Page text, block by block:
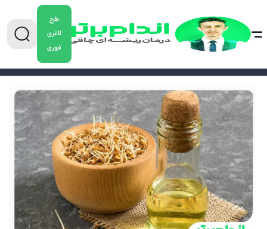
طرح
لاغری
فوری
0904-5478882